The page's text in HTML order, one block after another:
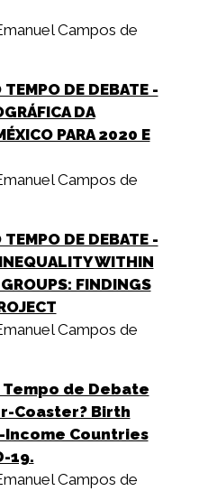
Campos de
TEMPO DE DEBATE -
DA
PARA 2020 E
Campos de
TEMPO DE DEBATE -
WITHIN
FINDINGS
Campos de
Tempo de Debate
Coaster? Birth
Countries
19.
Campos de